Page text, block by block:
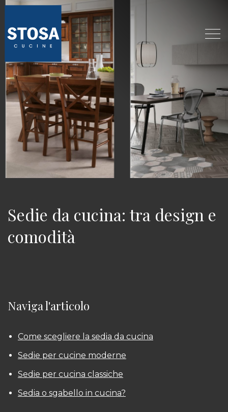
Sedie da cucina: tra design e
comodità
Naviga l'articolo
Come scegliere la sedia da cucina
Sedie per cucine moderne
Sedie per cucina classiche
Sedia o sgabello in cucina?